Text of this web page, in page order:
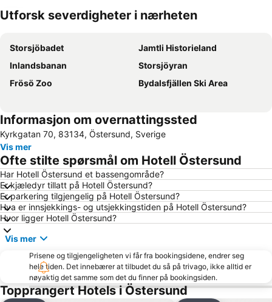
Utforsk severdigheter i nærheten
Storsjöbadet
Jamtli Historieland
Inlandsbanan
Storsjöyran
Frösö Zoo
Bydalsfjällen Ski Area
Informasjon om overnattingssted
Kyrkgatan 70, 83134, Östersund, Sverige
Vis mer
Ofte stilte spørsmål om Hotell Östersund
Har Hotell Östersund et bassengområde?
Er kjæledyr tillatt på Hotell Östersund?
Er parkering tilgjengelig på Hotell Östersund?
Hva er innsjekkings- og utsjekkingstiden på Hotell Östersund?
Hvor ligger Hotell Östersund?
Vis mer
Prisene og tilgjengeligheten vi får fra bookingsidene, endrer seg
hele tiden. Det innebærer at tilbudet du så på trivago, ikke alltid er
nøyaktig det samme som det du finner på bookingsiden.
Topprangert Hotels i Östersund